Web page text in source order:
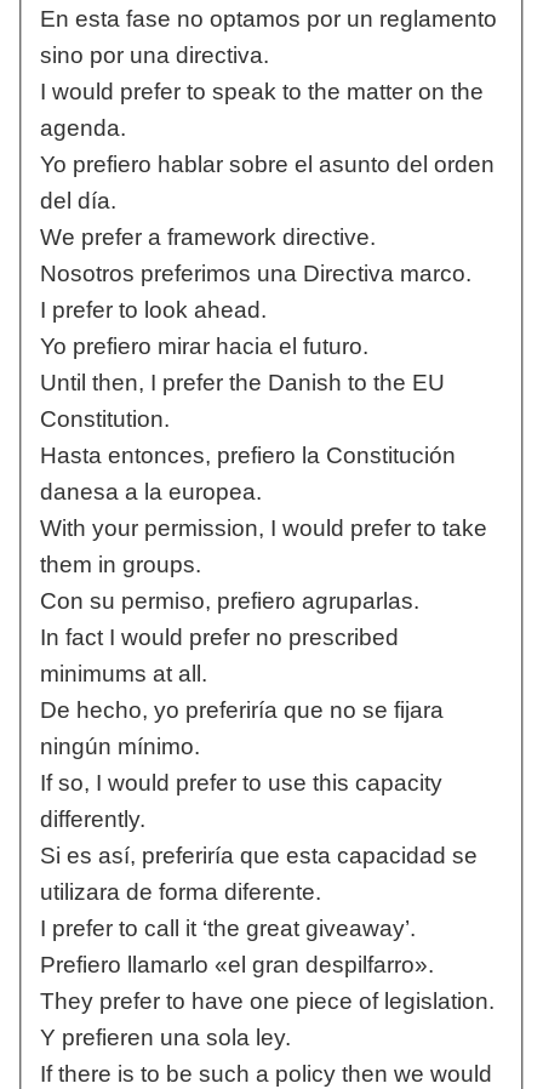
En esta fase no optamos por un reglamento
sino por una directiva.
I would prefer to speak to the matter on the
agenda.
Yo prefiero hablar sobre el asunto del orden
del día.
We prefer a framework directive.
Nosotros preferimos una Directiva marco.
I prefer to look ahead.
Yo prefiero mirar hacia el futuro.
Until then, I prefer the Danish to the EU
Constitution.
Hasta entonces, prefiero la Constitución
danesa a la europea.
With your permission, I would prefer to take
them in groups.
Con su permiso, prefiero agruparlas.
In fact I would prefer no prescribed
minimums at all.
De hecho, yo preferiría que no se fijara
ningún mínimo.
If so, I would prefer to use this capacity
differently.
Si es así, preferiría que esta capacidad se
utilizara de forma diferente.
I prefer to call it ‘the great giveaway’.
Prefiero llamarlo «el gran despilfarro».
They prefer to have one piece of legislation.
Y prefieren una sola ley.
If there is to be such a policy then we would